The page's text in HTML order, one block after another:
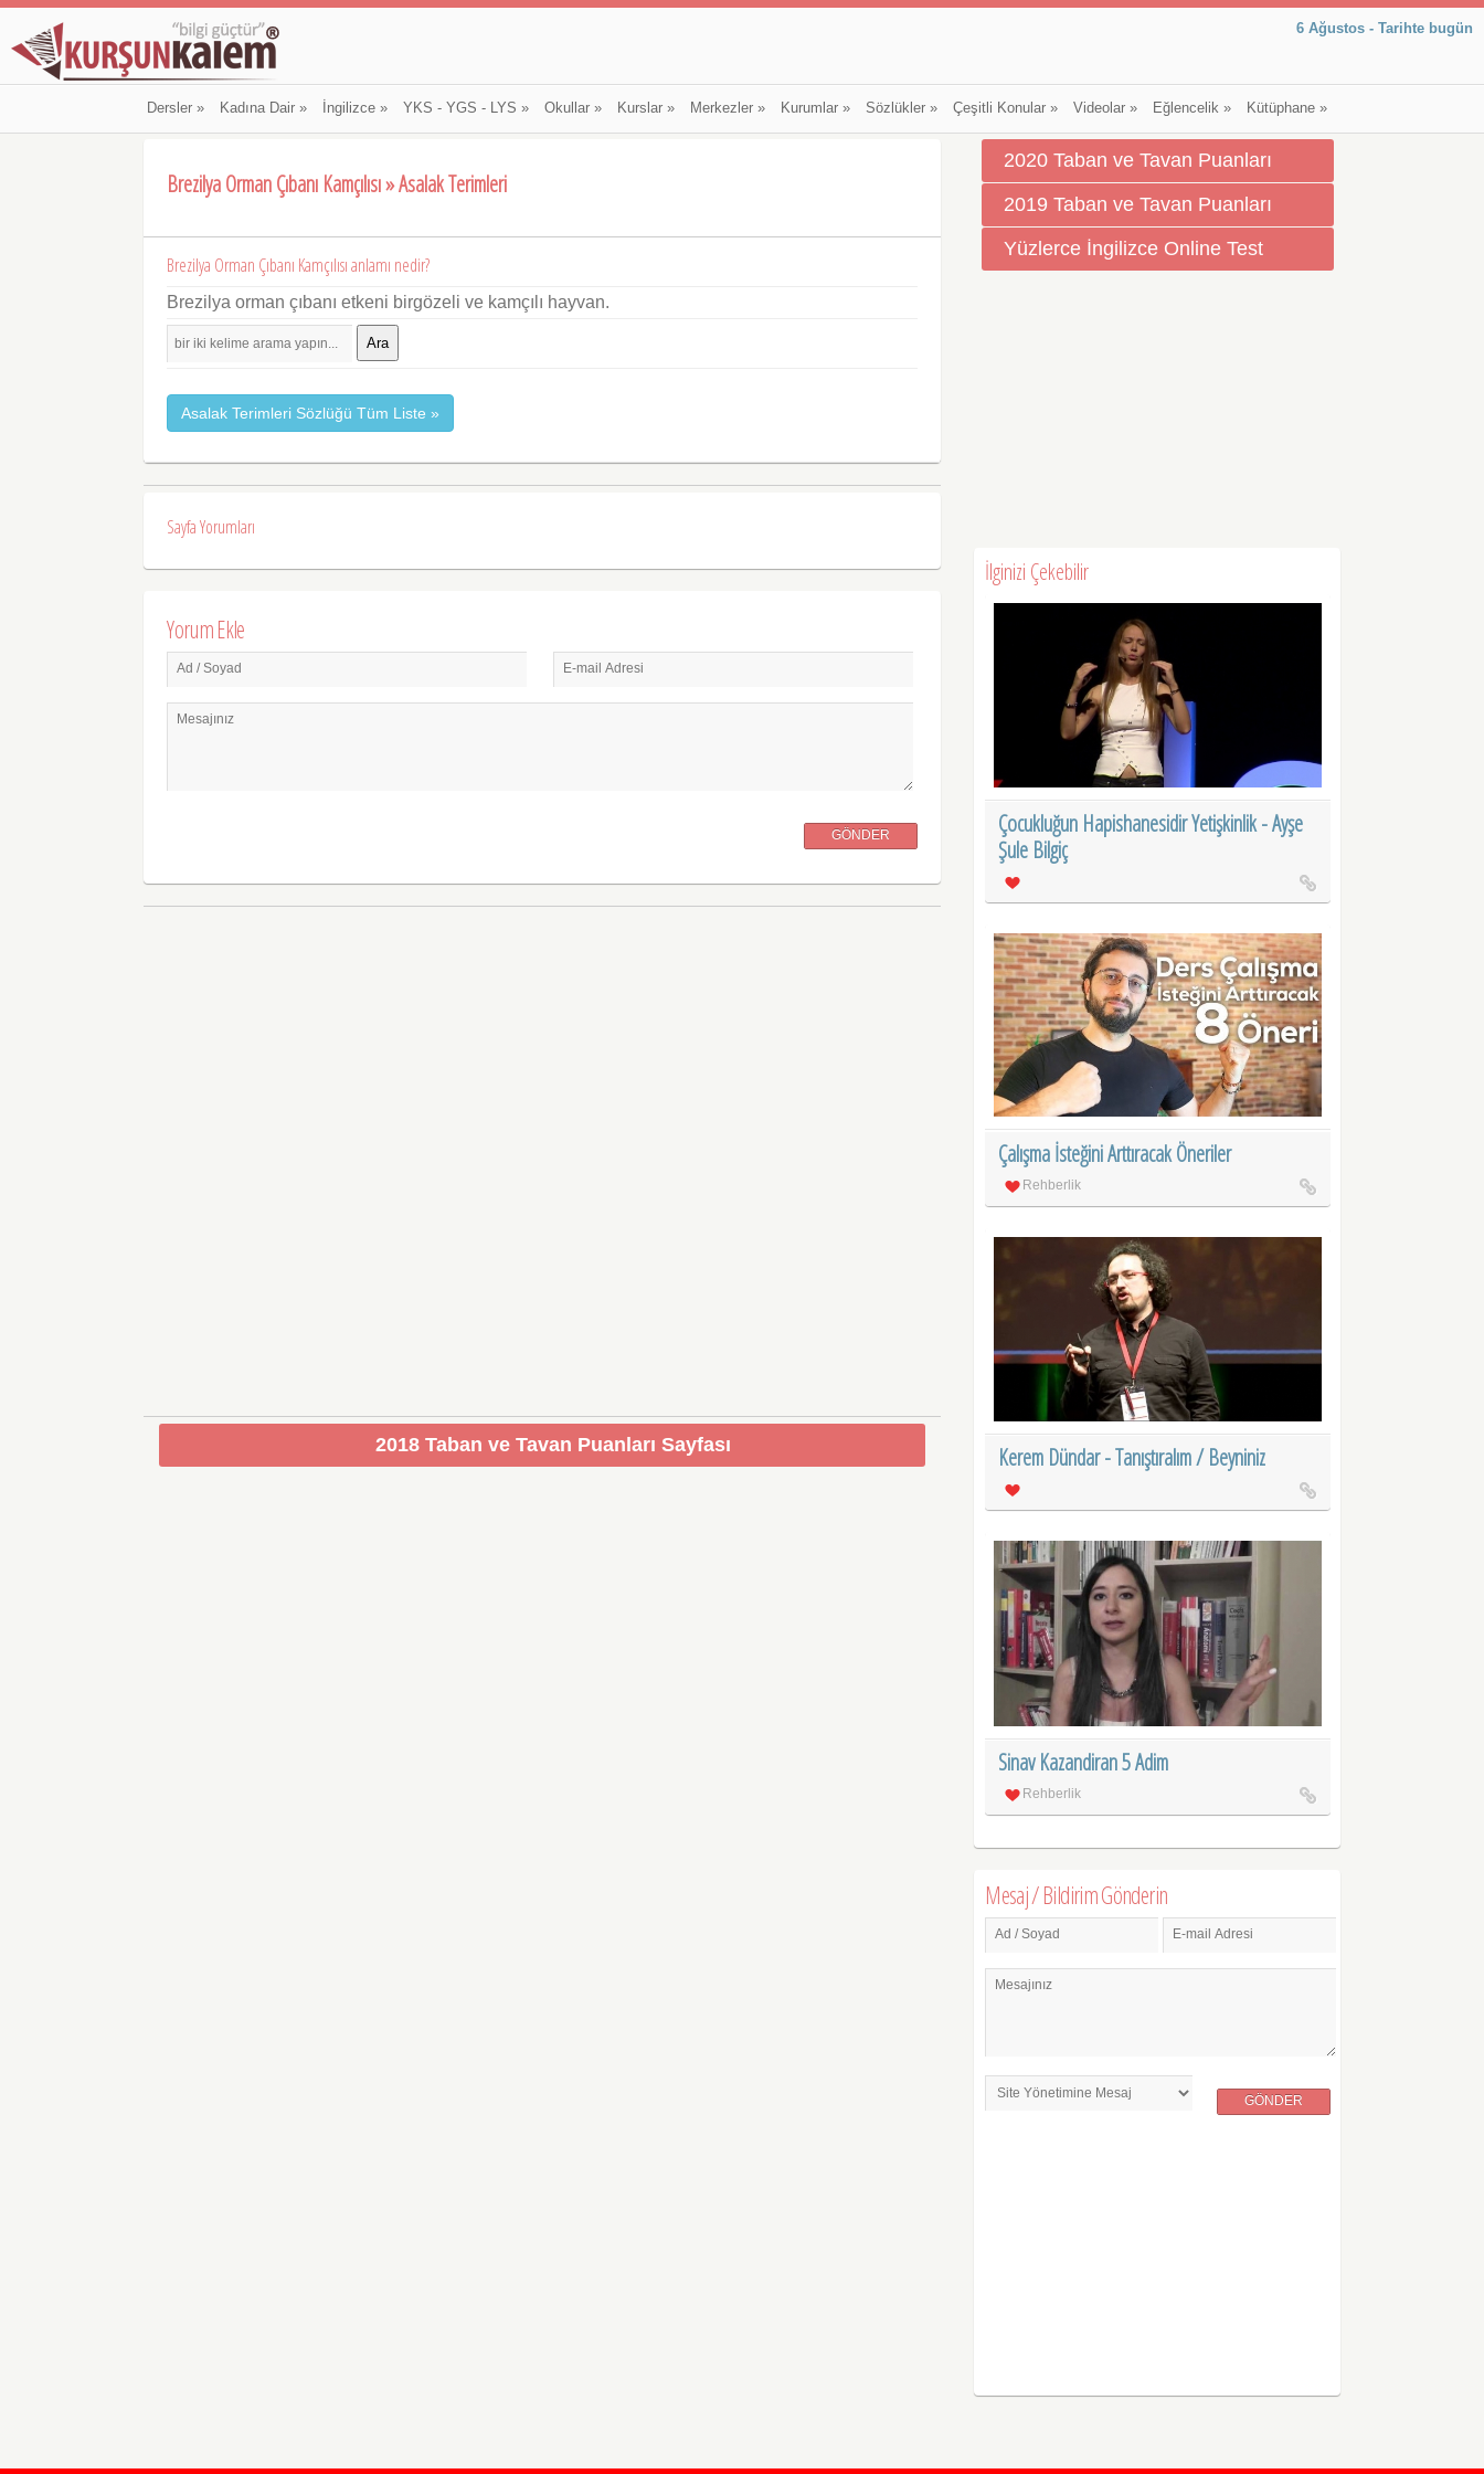
6 Ağustos - Tarihte bugün
Dersler» Kadına Dair» İngilizce» YKS - YGS - LYS » Okullar» Kurslar» Merkezler» Kurumlar» Sözlükler» Çeşitli Konular» Videolar» Eğlencelik» Kütüphane»
Brezilya Orman Çıbanı Kamçılısı » Asalak Terimleri
Brezilya Orman Çıbanı Kamçılısı anlamı nedir?
Brezilya orman çıbanı etkeni birgözeli ve kamçılı hayvan.
Ara
Asalak Terimleri Sözlüğü Tüm Liste »
Sayfa Yorumları
Yorum Ekle
Ad / Soyad E-mail Adresi
Mesajınız
GÖNDER
2018 Taban ve Tavan Puanları Sayfası
2020 Taban ve Tavan Puanları
2019 Taban ve Tavan Puanları
Yüzlerce İngilizce Online Test
İlginizi Çekebilir
Çocukluğun Hapishanesidir Yetişkinlik - Ayşe
Şule Bilgiç
Çalışma İsteğini Arttıracak Öneriler
Rehberlik
Kerem Dündar - Tanıştıralım / Beyniniz
Sinav Kazandiran 5 Adim
Rehberlik
Mesaj / Bildirim Gönderin
Ad / Soyad E-mail Adresi
Mesajınız
GÖNDER